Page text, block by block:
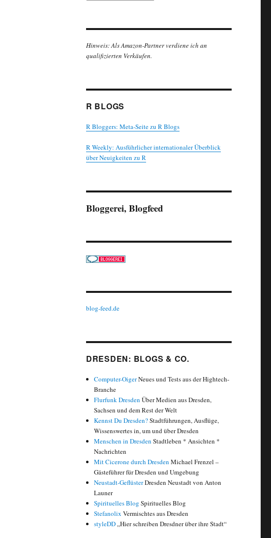
Hinweis: Als Amazon-Partner verdiene ich an
qualifizierten Verkäufen.
R BLOGS
R Bloggers: Meta-Seite zu R Blogs
R Weekly: Ausführlicher internationaler Überblick
über Neuigkeiten zu R
Bloggerei, Blogfeed
blog-feed.de
DRESDEN: BLOGS & CO.
Computer-OigerNeues und Tests aus der Hightech-
Branche
Flurfunk Dresden Über Medien aus Dresden,
Sachsen und dem Rest der Welt
Kennst Du Dresden?Stadtführungen, Ausflüge,
Wissenswertes in, um und über Dresden
Menschen in Dresden Stadtleben * Ansichten *
Nachrichten
Mit Cicerone durch Dresden Michael Frenzel –
Gästeführer für Dresden und Umgebung
Neustadt-GeflüsterDresden Neustadt von Anton
Launer
Spirituelles Blog Spirituelles Blog
Stefanolix Vermischtes aus Dresden
styleDD„Hier schreiben Dresdner über ihre Stadt“